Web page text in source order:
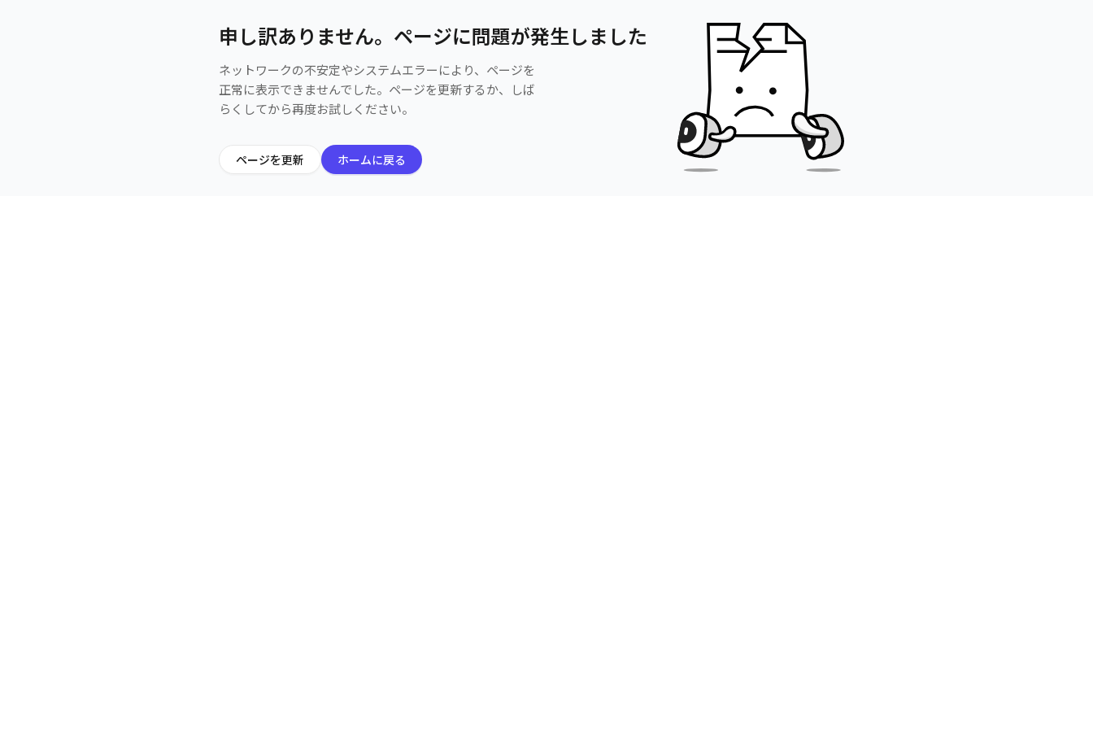
申し訳ありません。ページに問題が発生しました
ネットワークの不安定やシステムエラーにより、ページを
正常に表示できませんでした。ページを更新するか、しば
らくしてから再度お試しください。
ページを更新 ホームに戻る